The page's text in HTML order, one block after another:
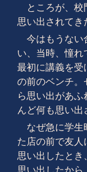
ところが、
思い出されてき
今はもうない
い、当時、憧れ
最初に講義を受
の前のベンチ。
ら思い出があふ
んど何も思い出
なぜ急に学生
た店の前で友人
思い出したとき